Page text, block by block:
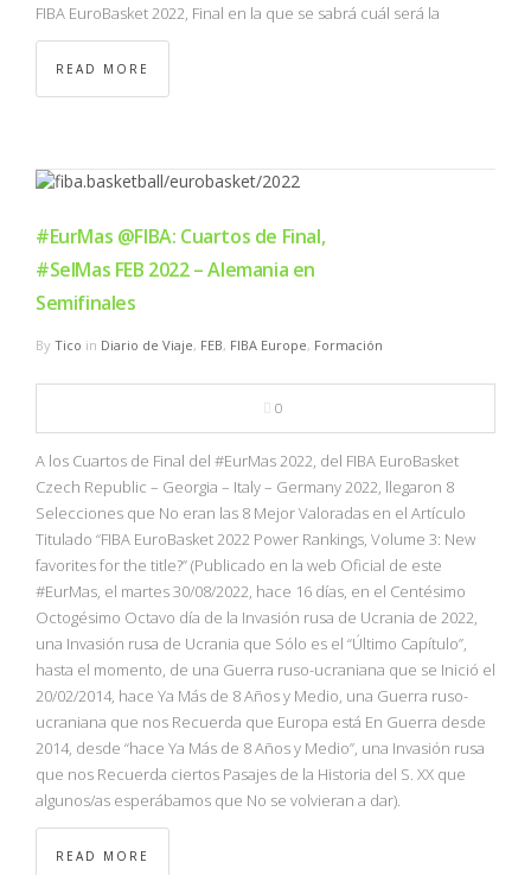
FIBA EuroBasket 2022, Final en la que se sabrá cuál será la
READ MORE
#EurMas @FIBA: Cuartos de Final,
#SelMas FEB 2022 – Alemania en
Semifinales
By Tico in Diario de Viaje, FEB, FIBA Europe, Formación
0
A los Cuartos de Final del #EurMas 2022, del FIBA EuroBasket
Czech Republic – Georgia – Italy – Germany 2022, llegaron 8
Selecciones que No eran las 8 Mejor Valoradas en el Artículo
Titulado “FIBA EuroBasket 2022 Power Rankings, Volume 3: New
favorites for the title?” (Publicado en la web Oficial de este
#EurMas, el martes 30/08/2022, hace 16 días, en el Centésimo
Octogésimo Octavo día de la Invasión rusa de Ucrania de 2022,
una Invasión rusa de Ucrania que Sólo es el “Último Capítulo”,
hasta el momento, de una Guerra ruso-ucraniana que se Inició el
20/02/2014, hace Ya Más de 8 Años y Medio, una Guerra ruso-
ucraniana que nos Recuerda que Europa está En Guerra desde
2014, desde “hace Ya Más de 8 Años y Medio”, una Invasión rusa
que nos Recuerda ciertos Pasajes de la Historia del S. XX que
algunos/as esperábamos que No se volvieran a dar).
READ MORE